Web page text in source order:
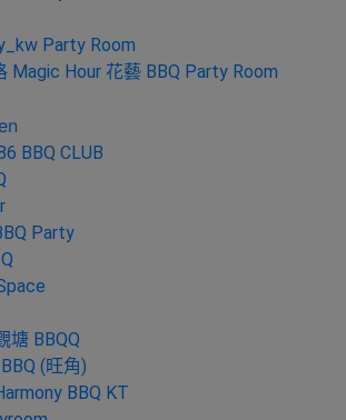
Party Room
Magic Hour 花藝 BBQ Party Room
BBQ CLUB
Party
塘 BBQQ
(旺角)
BBQ KT